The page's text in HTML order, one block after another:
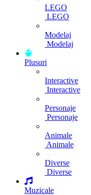
LEGO
LEGO
Modelaj
Modelaj
Plusuri
Interactive
Interactive
Personaje
Personaje
Animale
Animale
Diverse
Diverse
Muzicale